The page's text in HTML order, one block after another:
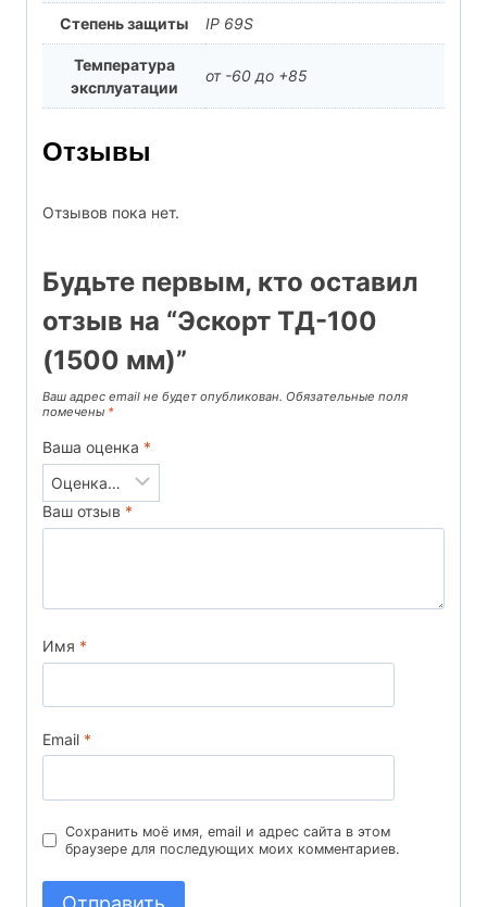
Степень защиты IP 69S
Температура
эксплуатации
от -60 до +85
Отзывы
Отзывов пока нет.
Будьте первым, кто оставил
отзыв на “Эскорт ТД-100
(1500 мм)”
Ваш адрес email не будет опубликован. Обязательные поля
помечены *
Ваша оценка *
Ваш отзыв *
Имя *
Email *
Сохранить моё имя, email и адрес сайта в этом
браузере для последующих моих комментариев.